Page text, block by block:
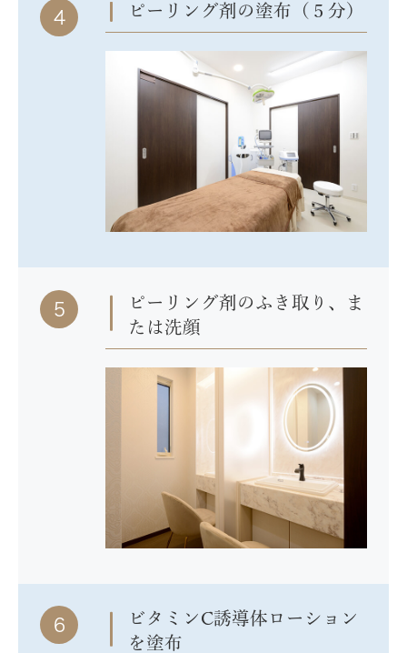
4 ピーリング剤の塗布（５分）
5
ピーリング剤のふき取り、ま
たは洗顔
6
ビタミンC誘導体ローション
を塗布